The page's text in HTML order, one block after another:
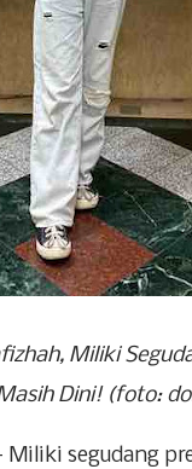
Dini! (foto:
Miliki segudang